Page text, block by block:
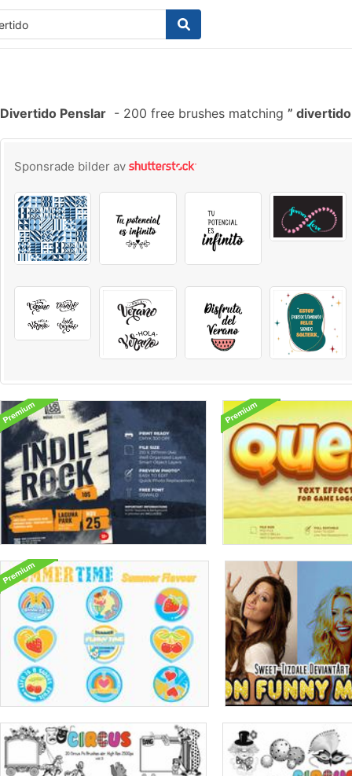
Divertido Penslar - 200 free brushes matching divertido
Sponsrade bilder av